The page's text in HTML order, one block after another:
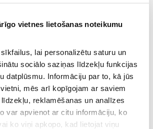
vietnes lietošanas noteikumu
lai personalizētu saturu un
sociālo saziņas līdzekļu funkcijas
datplūsmu. Informāciju par to, kā jūs
mēs arī kopīgojam ar saviem
reklamēšanas un analīzes
var apvienot ar citu informāciju, ko
ko viņi apkopo, kad lietojat viņu